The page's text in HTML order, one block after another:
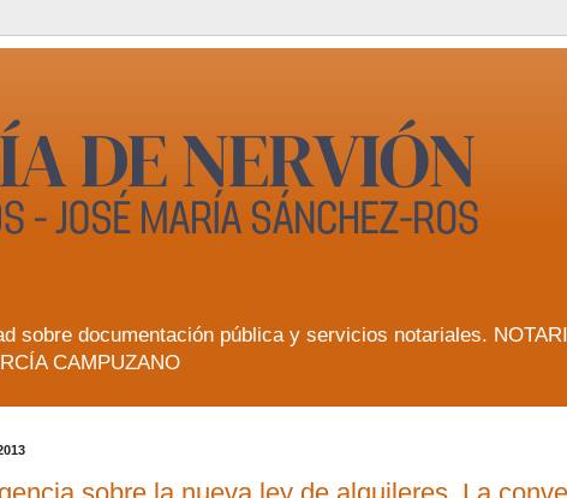
sobre documentación pública y servicios notariales.
CAMPUZANO